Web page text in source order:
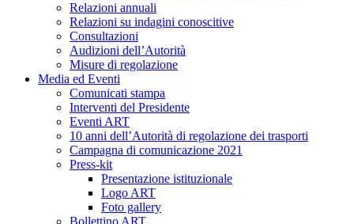
Relazioni annuali
Relazioni su indagini conoscitive
Consultazioni
Audizioni dell’Autorità
Misure di regolazione
Media ed Eventi
Comunicati stampa
Interventi del Presidente
Eventi ART
10 anni dell’Autorità di regolazione dei trasporti
Campagna di comunicazione 2021
Press-kit
Presentazione istituzionale
Logo ART
Foto gallery
Bollettino ART